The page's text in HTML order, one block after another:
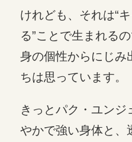
けれども、それは“
る”ことで生まれる
身の個性からにじみ
ちは思っています。
きっとパク・ユンジ
やかで強い身体と、